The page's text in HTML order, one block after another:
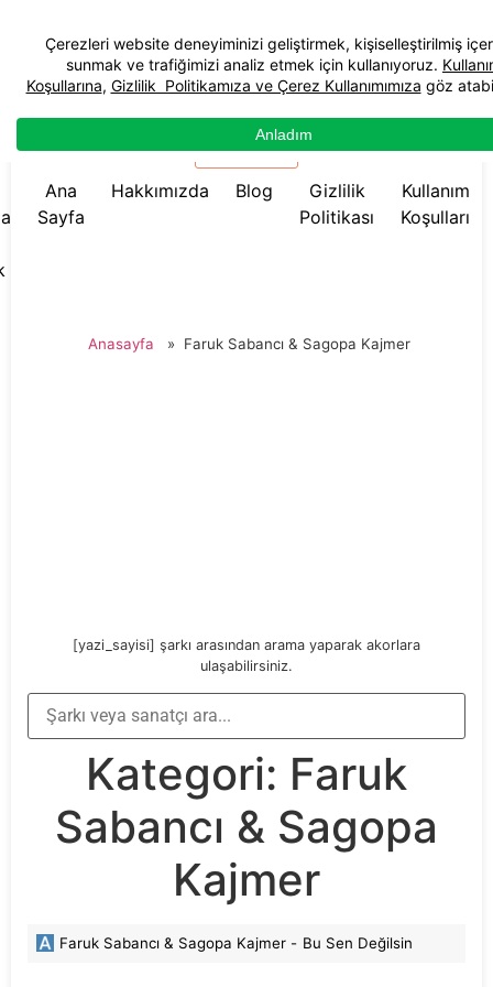
☰ Menü
Ana
Sayfa
Hakkımızda Blog
Gizlilik
Politikası
Kullanım
Koşulları
Anasayfa » Faruk Sabancı & Sagopa Kajmer
[yazi_sayisi] şarkı arasından arama yaparak akorlara
ulaşabilirsiniz.
Kategori: Faruk
Sabancı & Sagopa
Kajmer
Faruk Sabancı & Sagopa Kajmer - Bu Sen Değilsin